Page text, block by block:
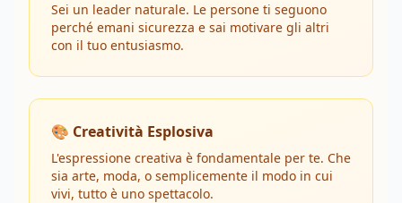
Sei un leader naturale. Le persone ti seguono
perché emani sicurezza e sai motivare gli altri
con il tuo entusiasmo.
🎨 Creatività Esplosiva
L'espressione creativa è fondamentale per te. Che
sia arte, moda, o semplicemente il modo in cui
vivi, tutto è uno spettacolo.